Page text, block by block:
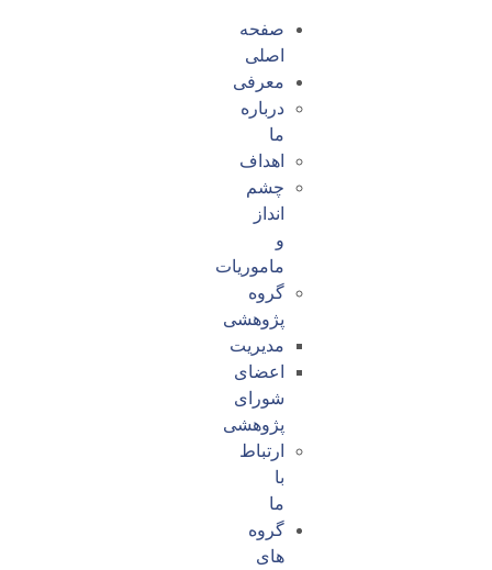
صفحه
اصلی
معرفی
درباره
ما
اهداف
چشم
انداز
و
ماموریات
گروه
پژوهشی
مدیریت
اعضای
شورای
پژوهشی
ارتباط
با
ما
گروه
های